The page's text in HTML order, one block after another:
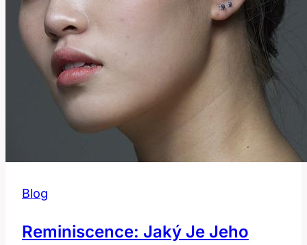
Blog
Reminiscence: Jaký Je Jeho